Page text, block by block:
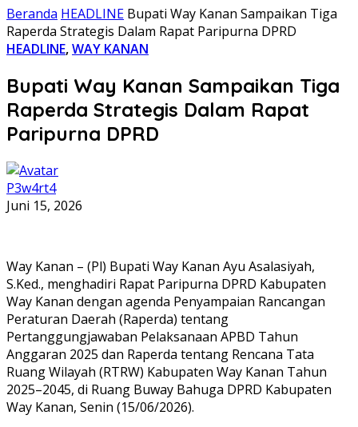
Beranda HEADLINE Bupati Way Kanan Sampaikan Tiga
Raperda Strategis Dalam Rapat Paripurna DPRD
HEADLINE,WAY KANAN
Bupati Way Kanan Sampaikan Tiga
Raperda Strategis Dalam Rapat
Paripurna DPRD
P3w4rt4
Juni 15, 2026
Way Kanan – (Pl) Bupati Way Kanan Ayu Asalasiyah,
S.Ked., menghadiri Rapat Paripurna DPRD Kabupaten
Way Kanan dengan agenda Penyampaian Rancangan
Peraturan Daerah (Raperda) tentang
Pertanggungjawaban Pelaksanaan APBD Tahun
Anggaran 2025 dan Raperda tentang Rencana Tata
Ruang Wilayah (RTRW) Kabupaten Way Kanan Tahun
2025–2045, di Ruang Buway Bahuga DPRD Kabupaten
Way Kanan, Senin (15/06/2026).